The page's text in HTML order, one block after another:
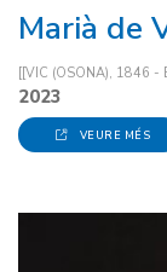
Marià de
[[VIC (OSONA), 1846 -
2023
VEURE MÉS